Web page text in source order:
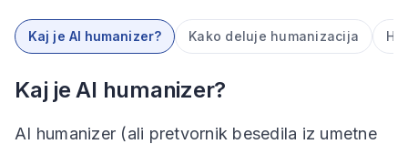
Kaj je AI humanizer? Kako deluje humanizacija
Kaj je AI humanizer?
AI humanizer (ali pretvornik besedila iz umetne